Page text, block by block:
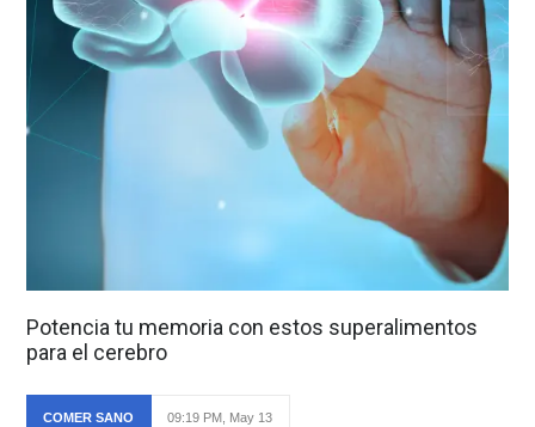
Potencia tu memoria con estos superalimentos
para el cerebro
COMER SANO 09:19 PM, May 13